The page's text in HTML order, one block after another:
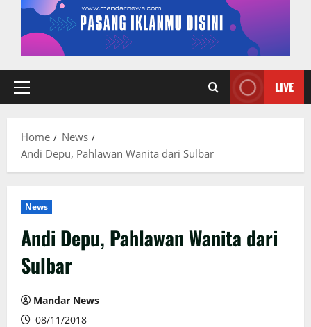
Primary
LIVE
Home
News
Andi Depu, Pahlawan Wanita dari Sulbar
News
Andi Depu, Pahlawan Wanita dari
Sulbar
Mandar News
08/11/2018